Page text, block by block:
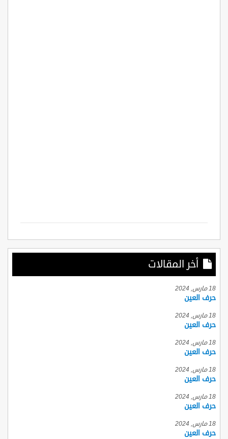
أخر المقالات
18 مارس, 2024
حرف العين
18 مارس, 2024
حرف العين
18 مارس, 2024
حرف العين
18 مارس, 2024
حرف العين
18 مارس, 2024
حرف العين
18 مارس, 2024
حرف العين